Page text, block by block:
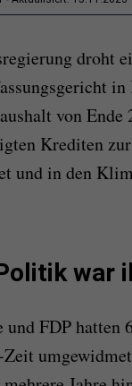
droht
von
Krediten
und in den
war
und FDP